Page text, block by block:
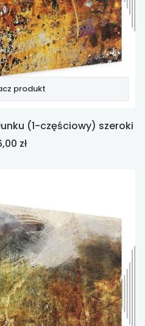
produkt
(1-częściowy) szeroki
zł